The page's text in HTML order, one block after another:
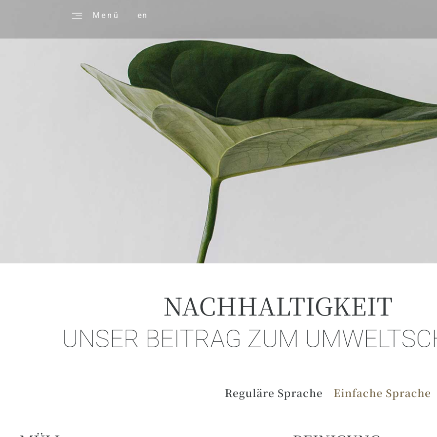
M e n ü en
NACHHALTIGKEIT
UNSER BEITRAG ZUM
Reguläre Sprache Einfache Sprache